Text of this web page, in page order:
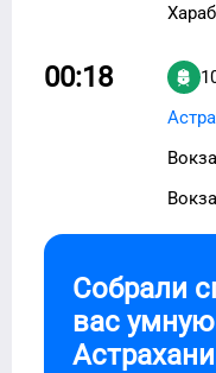
00:18
Собрали
вас
Астрахани